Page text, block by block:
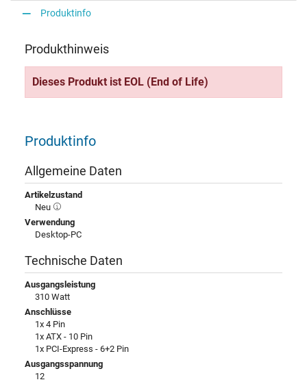
Produktinfo
Produkthinweis
Dieses Produkt ist EOL (End of Life)
Produktinfo
Allgemeine Daten
Artikelzustand
Neu
Verwendung
Desktop-PC
Technische Daten
Ausgangsleistung
310 Watt
Anschlüsse
1x 4 Pin
1x ATX - 10 Pin
1x PCI-Express - 6+2 Pin
Ausgangsspannung
12